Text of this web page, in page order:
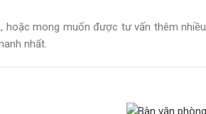
hoặc mong muốn được tư vấn thêm nhiều
nhất.